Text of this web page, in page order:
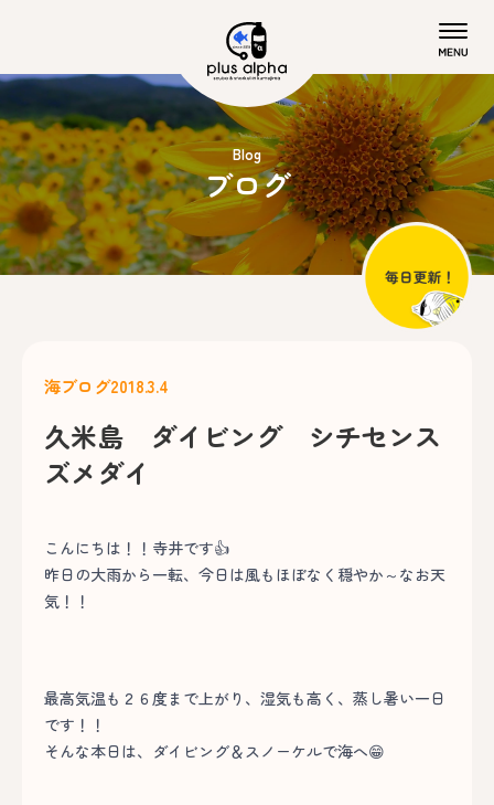
Blog
ブログ
海ブログ2018.3.4
久米島 ダイビング シチセンス
ズメダイ
こんにちは！！寺井です👍
昨日の大雨から一転、今日は風もほぼなく穏やか～なお天
気！！
最高気温も２６度まで上がり、湿気も高く、蒸し暑い一日
です！！
そんな本日は、ダイビング＆スノーケルで海へ😁